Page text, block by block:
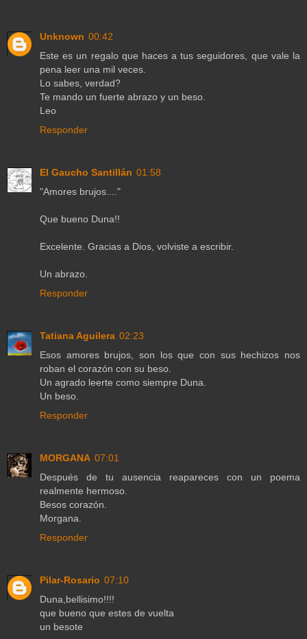
Unknown 00:42
Este es un regalo que haces a tus seguidores, que vale la
pena leer una mil veces.
Lo sabes, verdad?
Te mando un fuerte abrazo y un beso.
Leo
Responder
El Gaucho Santillán 01:58
"Amores brujos...."
Que bueno Duna!!
Excelente. Gracias a Dios, volviste a escribir.
Un abrazo.
Responder
Tatiana Aguilera 02:23
Esos amores brujos, son los que con sus hechizos nos
roban el corazón con su beso.
Un agrado leerte como siempre Duna.
Un beso.
Responder
MORGANA 07:01
Después de tu ausencia reapareces con un poema
realmente hermoso.
Besos corazón.
Morgana.
Responder
Pilar-Rosario 07:10
Duna,bellisimo!!!!
que bueno que estes de vuelta
un besote